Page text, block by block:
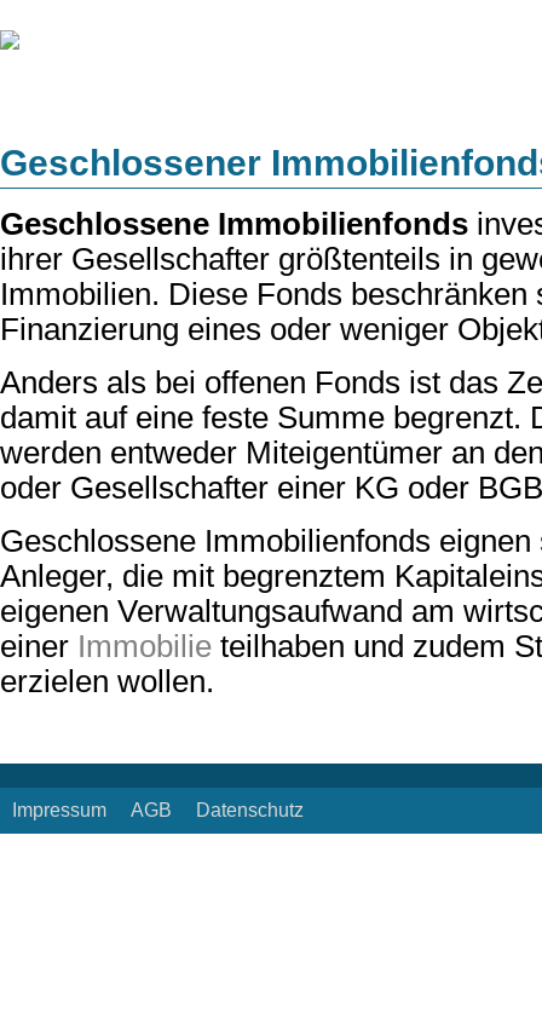
Geschlossener
Geschlossene Immobilienfonds
ihrer Gesellschafter größtenteils in
Immobilien. Diese Fonds beschränken
Finanzierung eines oder weniger
Anders als bei offenen Fonds ist das
damit auf eine feste Summe begrenzt.
werden entweder Miteigentümer an
oder Gesellschafter einer KG oder
Geschlossene Immobilienfonds
Anleger, die mit begrenztem
eigenen Verwaltungsaufwand am
einer Immobilie teilhaben und zudem
erzielen wollen.
Impressum AGB Datenschutz